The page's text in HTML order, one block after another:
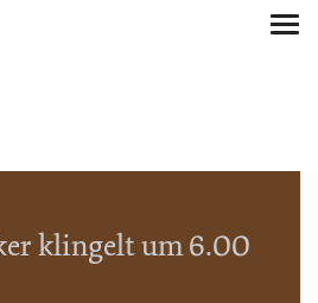
klingelt um 6.00